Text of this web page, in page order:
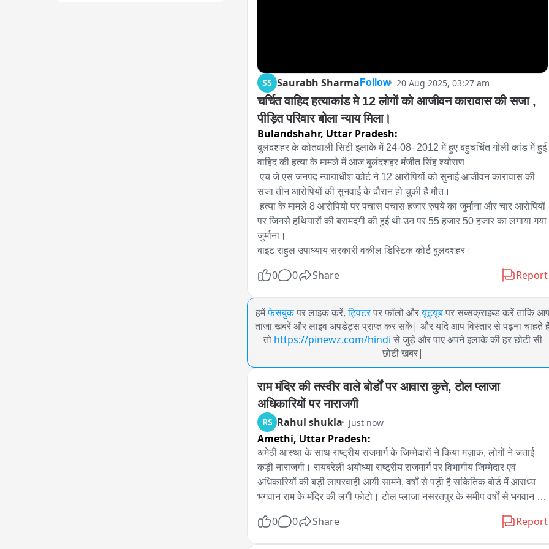
SS Saurabh Sharma Follow 20 Aug 2025, 03:27 am
चर्चित वाहिद हत्याकांड मे 12 लोगों को आजीवन कारावास की सजा ,
पीड़ित परिवार बोला न्याय मिला।
Bulandshahr, Uttar Pradesh:
बुलंदशहर के कोतवाली सिटी इलाके में 24-08- 2012 में हुए बहुचर्चित गोली कांड में हुई
वाहिद की हत्या के मामले में आज बुलंदशहर मंजीत सिंह श्योराण
सजा तीन आरोपियों की सुनवाई के दौरान हो चुकी है मौत।
पर जिनसे हथियारों की बरामदगी की हुई थी उन पर 55 हजार 50 हजार का लगाया गया
जुर्माना।
बाइट राहुल उपाध्याय सरकारी वकील डिस्टिक कोर्ट बुलंदशहर।
0 0 Share Report
हमेंफेसबुक पर लाइक करें, ट्विटर पर फॉलो औरयूट्यूब पर सब्सक्राइब्ड करें ताकि
ताजा खबरें और लाइव अपडेट्स प्राप्त कर सकें| और यदि आप विस्तार से पढ़ना चाहते
तो https://pinewz.com/hindi से जुड़े और पाए अपने इलाके की हर छोटी सी
छोटी खबर|
राम मंदिर की तस्वीर वाले बोर्डों पर आवारा कुत्ते, टोल प्लाजा
अधिकारियों पर नाराजगी
RS Rahul shukla Just now
Amethi, Uttar Pradesh:
अमेठी आस्था के साथ राष्ट्रीय राजमार्ग के जिम्मेदारों ने किया मज़ाक, लोगों ने जताई
कड़ी नाराजगी। रायबरेली अयोध्या राष्ट्रीय राजमार्ग पर विभागीय जिम्मेदार एवं
अधिकारियों की बड़ी लापरवाही आयी सामने, वर्षों से पड़ी है सांकेतिक बोर्ड में आराध्य
भगवान राम के मंदिर की लगी फोटो। टोल प्लाजा नसरतपुर के समीप वर्षों से भगवान
पड़े बोर्डों में लगीं तस्वीर पर लोगों ने जताई कड़ी नाराजगी, लापरवाह जिम्मेदार लोगों पर
0 0 Share Report